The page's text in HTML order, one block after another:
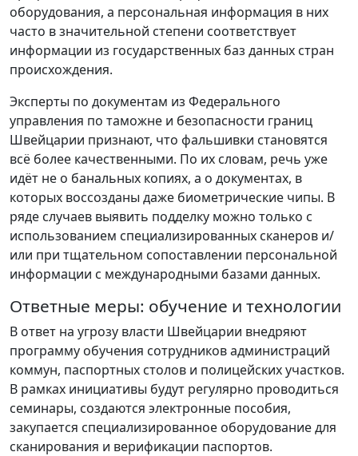
оборудования, а персональная информация в них
часто в значительной степени соответствует
информации из государственных баз данных стран
происхождения.
Эксперты по документам из Федерального
управления по таможне и безопасности границ
Швейцарии признают, что фальшивки становятся
всё более качественными. По их словам, речь уже
идёт не о банальных копиях, а о документах, в
которых воссозданы даже биометрические чипы. В
ряде случаев выявить подделку можно только с
использованием специализированных сканеров и/
или при тщательном сопоставлении персональной
информации с международными базами данных.
Ответные меры: обучение и технологии
В ответ на угрозу власти Швейцарии внедряют
программу обучения сотрудников администраций
коммун, паспортных столов и полицейских участков.
В рамках инициативы будут регулярно проводиться
семинары, создаются электронные пособия,
закупается специализированное оборудование для
сканирования и верификации паспортов.